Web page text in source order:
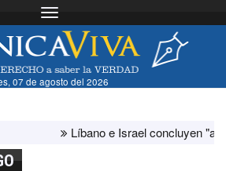
Toggle navigation
07 de agosto del 2026
Líbano e Israel concluyen "antes de